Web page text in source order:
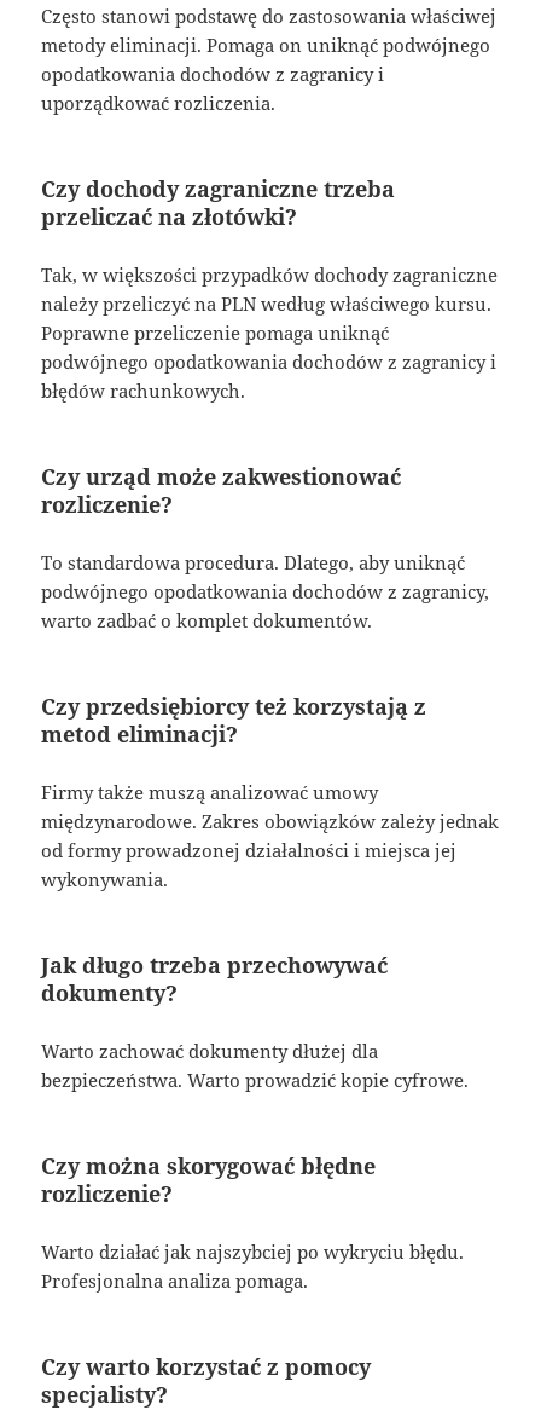
Często stanowi podstawę do zastosowania właściwej
metody eliminacji. Pomaga on uniknąć podwójnego
opodatkowania dochodów z zagranicy i
uporządkować rozliczenia.
Czy dochody zagraniczne trzeba
przeliczać na złotówki?
Tak, w większości przypadków dochody zagraniczne
należy przeliczyć na PLN według właściwego kursu.
Poprawne przeliczenie pomaga uniknąć
podwójnego opodatkowania dochodów z zagranicy i
błędów rachunkowych.
Czy urząd może zakwestionować
rozliczenie?
To standardowa procedura. Dlatego, aby uniknąć
podwójnego opodatkowania dochodów z zagranicy,
warto zadbać o komplet dokumentów.
Czy przedsiębiorcy też korzystają z
metod eliminacji?
Firmy także muszą analizować umowy
międzynarodowe. Zakres obowiązków zależy jednak
od formy prowadzonej działalności i miejsca jej
wykonywania.
Jak długo trzeba przechowywać
dokumenty?
Warto zachować dokumenty dłużej dla
bezpieczeństwa. Warto prowadzić kopie cyfrowe.
Czy można skorygować błędne
rozliczenie?
Warto działać jak najszybciej po wykryciu błędu.
Profesjonalna analiza pomaga.
Czy warto korzystać z pomocy
specjalisty?